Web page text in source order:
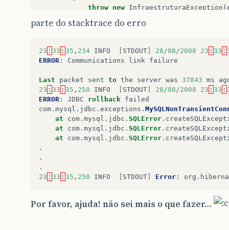
throw new InfraestruturaException (
}
public void beginTransaction
{
getSession
beginTransaction ();
// Cria ou recupera a transação
// caso ela não tenha sofrido
// rollback.
catch
( HibernateException
public static void commitTransaction()
parte do stacktrace do erro
23 : 33 : 35 , 234 INFO [ STDOUT] 28 /08 /2008 23 : 33 :
ERROR : Communications link failure
Last packet sent to the server was 37843 ms
23 : 33 : 35 , 250 INFO [ STDOUT] 28 /08 /2008 23 : 33 :
ERROR : JDBC rollback failed
com . mysql . jdbc . exceptions .
at
com . mysql . jdbc . SQLError .
at
com . mysql . jdbc . SQLError .
at
com . mysql . jdbc . SQLError .
.
.
.
23 : 33 : 35 , 250 INFO [ STDOUT] Error : org .
Por favor, ajuda! não sei mais o que fazer…